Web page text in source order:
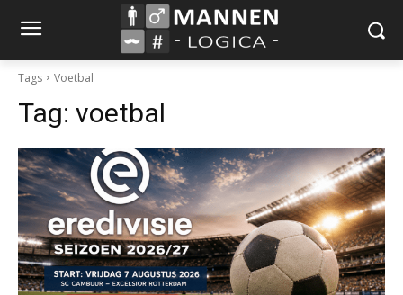
Tags Voetbal
Tag: voetbal